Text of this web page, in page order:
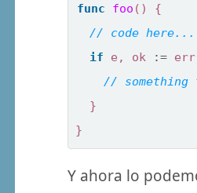
func foo ()
{
if
e , ok := err
}
}
Y ahora lo